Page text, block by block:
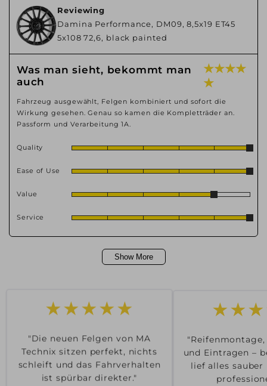
Reviewing
Damina Performance, DM09, 8,5x19 ET45
5x108 72,6, black painted
Was man sieht, bekommt man
auch
★ ★ ★ ★
★
Fahrzeug ausgewählt, Felgen kombiniert und sofort die
Wirkung gesehen. Genau so kamen die Kompletträder an.
Passform und Verarbeitung 1A.
Quality
Ease of Use
Value
Service
Show More
★★★★★
"Die neuen Felgen von MA
Technix sitzen perfekt, nichts
schleift und das Fahrverhalten
ist spürbar direkter."
und Eintragen –
lief alles